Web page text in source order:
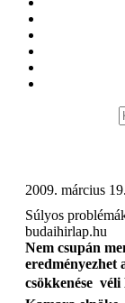
2009. március 19.
Súlyos
budaihirlap.hu
Nem csupán
eredményezhet
csökkenése 